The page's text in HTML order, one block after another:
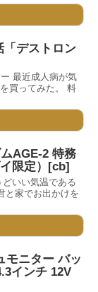
「デストロン
最近成人病が気
買ってみた。 料
AGE-2 特務
限定）[cb]
いい気温である
と家でお出かけを
モニター バッ
インチ 12V